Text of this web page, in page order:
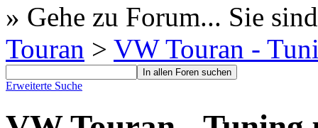
» Gehe zu Forum... Sie
Touran > VW Touran -
Erweiterte Suche